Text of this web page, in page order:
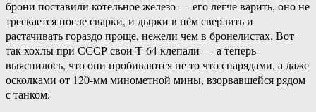
брони поставили котельное железо — его легче варить, оно не
трескается после сварки, и дырки в нём сверлить и
растачивать гораздо проще, нежели чем в бронелистах. Вот
так хохлы при СССР свои Т-64 клепали — а теперь
выяснилось, что они пробиваются не то что снарядами, а даже
осколками от 120-мм минометной мины, взорвавшейся рядом
с танком.